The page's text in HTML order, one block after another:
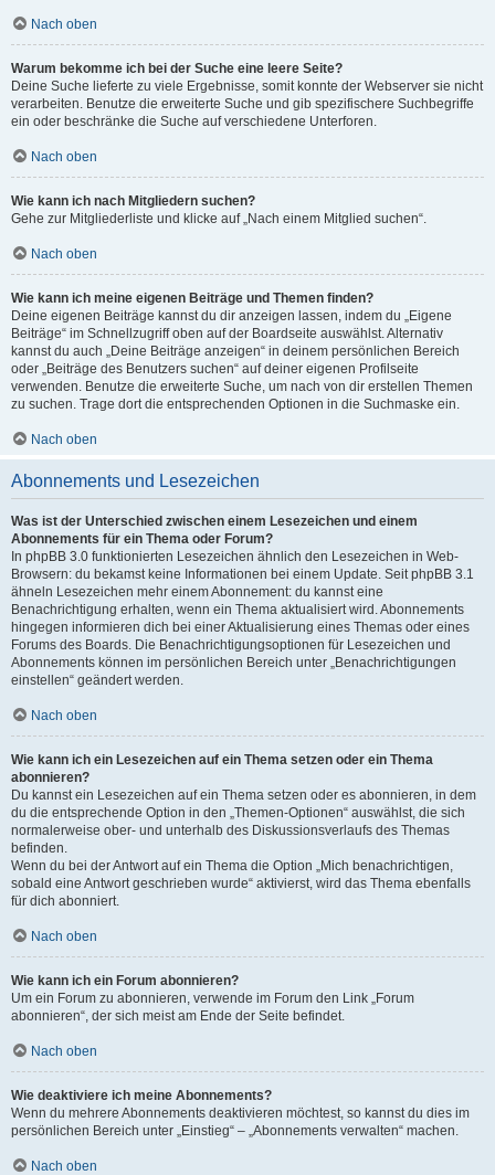
Nach oben
Warum bekomme ich bei der Suche eine leere Seite?
Deine Suche lieferte zu viele Ergebnisse, somit konnte der Webserver sie nicht
verarbeiten. Benutze die erweiterte Suche und gib spezifischere Suchbegriffe
ein oder beschränke die Suche auf verschiedene Unterforen.
Nach oben
Wie kann ich nach Mitgliedern suchen?
Gehe zur Mitgliederliste und klicke auf „Nach einem Mitglied suchen“.
Nach oben
Wie kann ich meine eigenen Beiträge und Themen finden?
Deine eigenen Beiträge kannst du dir anzeigen lassen, indem du „Eigene
Beiträge“ im Schnellzugriff oben auf der Boardseite auswählst. Alternativ
kannst du auch „Deine Beiträge anzeigen“ in deinem persönlichen Bereich
oder „Beiträge des Benutzers suchen“ auf deiner eigenen Profilseite
verwenden. Benutze die erweiterte Suche, um nach von dir erstellen Themen
zu suchen. Trage dort die entsprechenden Optionen in die Suchmaske ein.
Nach oben
Abonnements und Lesezeichen
Was ist der Unterschied zwischen einem Lesezeichen und einem
Abonnements für ein Thema oder Forum?
In phpBB 3.0 funktionierten Lesezeichen ähnlich den Lesezeichen in Web-
Browsern: du bekamst keine Informationen bei einem Update. Seit phpBB 3.1
ähneln Lesezeichen mehr einem Abonnement: du kannst eine
Benachrichtigung erhalten, wenn ein Thema aktualisiert wird. Abonnements
hingegen informieren dich bei einer Aktualisierung eines Themas oder eines
Forums des Boards. Die Benachrichtigungsoptionen für Lesezeichen und
Abonnements können im persönlichen Bereich unter „Benachrichtigungen
einstellen“ geändert werden.
Nach oben
Wie kann ich ein Lesezeichen auf ein Thema setzen oder ein Thema
abonnieren?
Du kannst ein Lesezeichen auf ein Thema setzen oder es abonnieren, in dem
du die entsprechende Option in den „Themen-Optionen“ auswählst, die sich
normalerweise ober- und unterhalb des Diskussionsverlaufs des Themas
befinden.
Wenn du bei der Antwort auf ein Thema die Option „Mich benachrichtigen,
sobald eine Antwort geschrieben wurde“ aktivierst, wird das Thema ebenfalls
für dich abonniert.
Nach oben
Wie kann ich ein Forum abonnieren?
Um ein Forum zu abonnieren, verwende im Forum den Link „Forum
abonnieren“, der sich meist am Ende der Seite befindet.
Nach oben
Wie deaktiviere ich meine Abonnements?
Wenn du mehrere Abonnements deaktivieren möchtest, so kannst du dies im
persönlichen Bereich unter „Einstieg“ – „Abonnements verwalten“ machen.
Nach oben